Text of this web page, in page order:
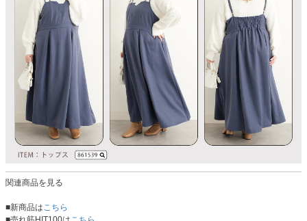
関連商品を見る
■新商品はこちら